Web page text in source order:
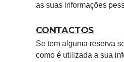
as suas informações
CONTACTOS
Se tem alguma reserva
como é utilizada a sua